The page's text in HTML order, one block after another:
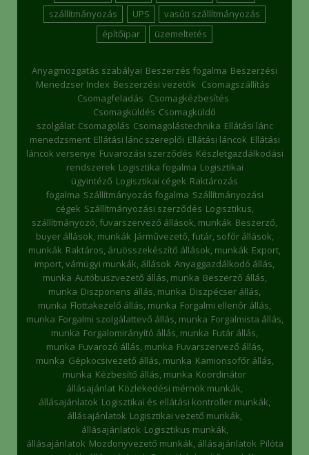
szállítmányozás
UPS
vasúti szállítmányozás
építőipar
üzemeltetés
Anyagmozgatás szabályai Beszerzés fogalma Beszerzési
Menedzser Index Beszerzési vezetők Csomagszállítás
Csomagfeladás Csomagkézbesítés
Csomagküldés Csomagküldő
szolgálat Csomagolás Csomagolástechnika Ellátási lánc
menedzsment Ellátási lánc szereplői Ellátási láncok Ellátási
láncok versenye Fuvarozási szerződés Készletgazdálkodási
rendszerek Logisztika fogalma Logisztikai
ügyintéző Logisztikai cégek Raktározás
fogalma Szállítmányozás fogalma Szállítmányozási
cégek Szállítmányozási szerződés Logisztikus,
szállítmányozó, fuvarszervező állások, munkák Beszerző,
buyer állások, munkák Járművezető, futár, sofőr állások,
munkák Raktáros, áruösszekészítő állások, munkák Export,
import, vámügyi munkák, állások Anyaggazdálkodó állás,
munka Autóbuszvezető állás, munka Beszerző állás,
munka Diszponens állás, munka Diszpécser állás,
munka Flottakezelő állás, munka Forgalmi ellenőr állás,
munka Forgalmi szolgálattevő állás, munka Forgalmista állás,
munka Forgalomirányító állás, munka Futár állás,
munka Fuvarozó állás, munka Fuvarszervező állás,
munka Gépkocsivezető állás, munka Kamionsofőr állás,
munka Kézbesítő állás, munka Koordinátor
állásajánlat Közlekedési mérnök munkák,
állásajánlatok Logisztikai és ellátási kontroller munkák,
állásajánlatok Logisztikai vezető munkák,
állásajánlatok Logisztikus munkák,
állásajánlatok Mozdonyvezető munkák, állásajánlatok Pilóta